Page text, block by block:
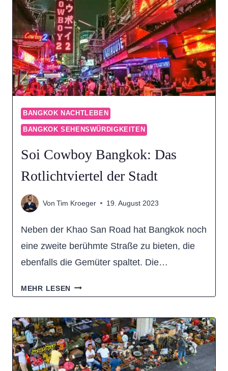
ENTERTAINMENT
IN
SUKHUMVIT
BANGKOK NACHTLEBEN
BANGKOK SEHENSWÜRDIGKEITEN
Soi Cowboy Bangkok: Das
Rotlichtviertel der Stadt
Von Tim Kroeger 19. August 2023
Neben der Khao San Road hat Bangkok noch
eine zweite berühmte Straße zu bieten, die
ebenfalls die Gemüter spaltet. Die…
MEHR LESEN SOI
BANGKOK:
DAS
ROTLICHTVIERTEL
DER